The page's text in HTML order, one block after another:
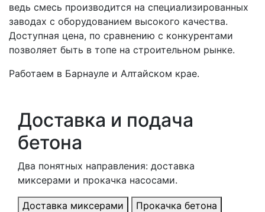
ведь смесь производится на специализированных
заводах с оборудованием высокого качества.
Доступная цена, по сравнению с конкурентами
позволяет быть в топе на строительном рынке.
Работаем в Барнауле и Алтайском крае.
Доставка и подача
бетона
Два понятных направления: доставка
миксерами и прокачка насосами.
Доставка миксерами Прокачка бетона